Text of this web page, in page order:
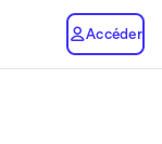
Accéder